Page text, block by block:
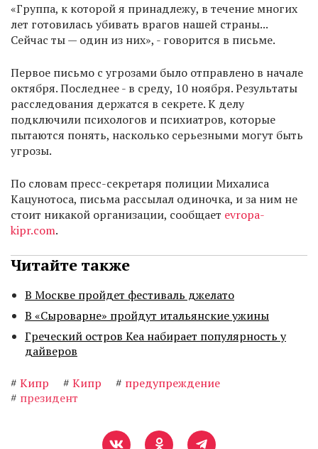
«Группа, к которой я принадлежу, в течение многих
лет готовилась убивать врагов нашей страны...
Сейчас ты — один из них», - говорится в письме.
Первое письмо с угрозами было отправлено в начале
октября. Последнее - в среду, 10 ноября. Результаты
расследования держатся в секрете. К делу
подключили психологов и психиатров, которые
пытаются понять, насколько серьезными могут быть
угрозы.
По словам пресс-секретаря полиции Михалиса
Кацунотоса, письма рассылал одиночка, и за ним не
стоит никакой организации, сообщает evropa-
kipr.com.
Читайте также
В Москве пройдет фестиваль джелато
В «Сыроварне» пройдут итальянские ужины
Греческий остров Кеа набирает популярность у
дайверов
# Кипр # Кипр # предупреждение
# президент